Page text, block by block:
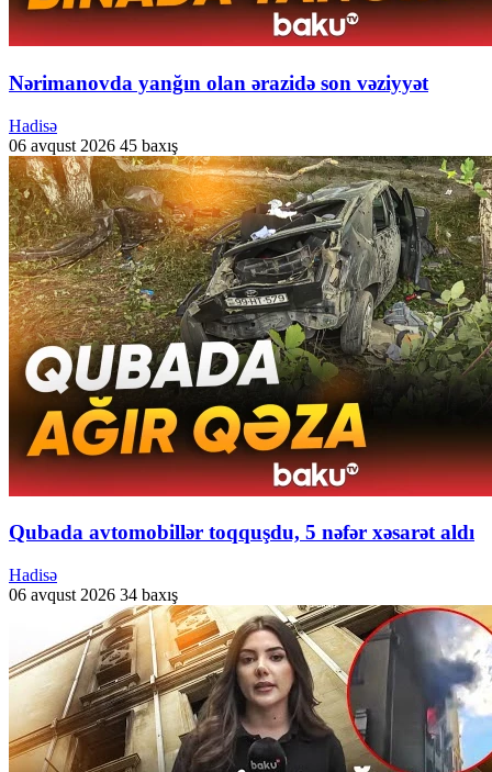
Nərimanovda yanğın olan ərazidə son vəziyyət
Hadisə
06 avqust 2026 45 baxış
Qubada avtomobillər toqquşdu, 5 nəfər xəsarət aldı
Hadisə
06 avqust 2026 34 baxış